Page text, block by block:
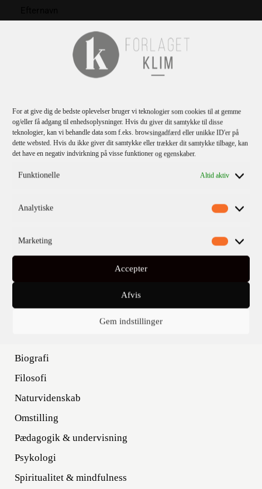
For at give dig de bedste oplevelser bruger vi teknologier som cookies til at gemme
og/eller få adgang til enhedsoplysninger. Hvis du giver dit samtykke til disse
teknologier, kan vi behandle data som f.eks. browsingadfærd eller unikke ID'er på
dette websted. Hvis du ikke giver dit samtykke eller trækker dit samtykke tilbage, kan
det have en negativ indvirkning på visse funktioner og egenskaber.
Funktionelle Altid aktiv
Analytiske
Marketing
Accepter
Afvis
Gem indstillinger
Jeg bekræfterprivatlivspolitikken.
Fiktion
Biografi
Filosofi
Naturvidenskab
Omstilling
Pædagogik & undervisning
Psykologi
Spiritualitet & mindfulness